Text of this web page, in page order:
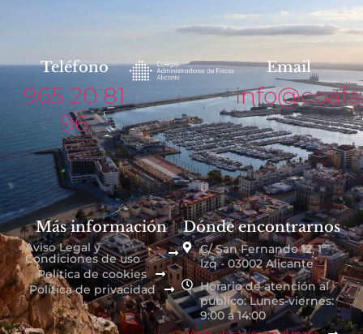
Teléfono
965 20 81
96
Email
Más información
Aviso Legal y
Condiciones de uso
Política de cookies
Política de privacidad
Dónde encontrarnos
C/ San Fernando 12, 1º
Izq - 03002 Alicante
Horario de atención al
público: Lunes-viernes:
9:00 a 14:00